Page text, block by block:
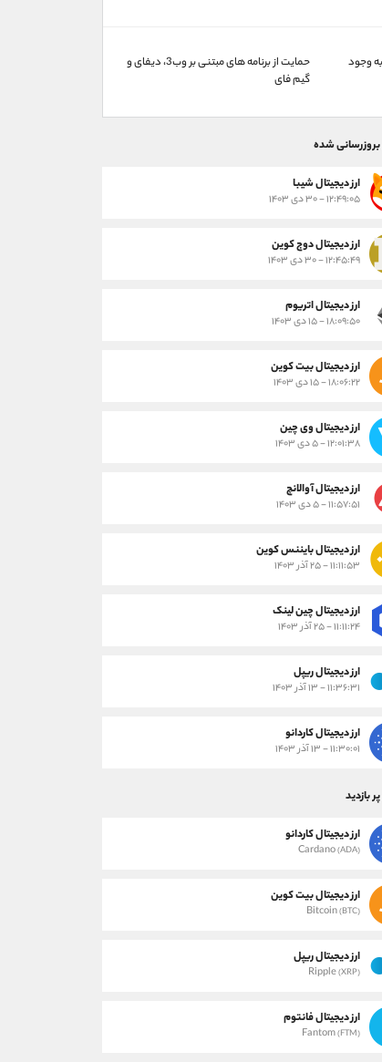
وجود
حمایت از برنامه های مبتنی بر وب3، دیفای و
گیم فای
بروزرسانی شده
ارز ديجيتال شیبا
۱۲:۴۹:۰۵ - ۳۰ دی ۱۴۰۳
ارز دیجیتال دوج کوین
۱۲:۴۵:۴۹ - ۳۰ دی ۱۴۰۳
ارز دیجیتال اتریوم
۱۸:۰۹:۵۰ - ۱۵ دی ۱۴۰۳
ارز دیجیتال بیت کوین
۱۸:۰۶:۲۲ - ۱۵ دی ۱۴۰۳
ارز دیجیتال وی چین
۱۲:۰۱:۳۸ - ۵ دی ۱۴۰۳
ارز دیجیتال آوالانچ
۱۱:۵۷:۵۱ - ۵ دی ۱۴۰۳
ارز دیجیتال بایننس کوین
۱۱:۱۱:۵۳ - ۲۵ آذر ۱۴۰۳
ارز دیجیتال چین لینک
۱۱:۱۱:۲۴ - ۲۵ آذر ۱۴۰۳
ارز دیجیتال ریپل
۱۱:۳۶:۳۱ - ۱۳ آذر ۱۴۰۳
ارز دیجیتال کاردانو
۱۱:۳۰:۰۱ - ۱۳ آذر ۱۴۰۳
بازدید
ارز دیجیتال کاردانو
Cardano(ADA)
ارز دیجیتال بیت کوین
Bitcoin(BTC)
ارز دیجیتال ریپل
Ripple(XRP)
ارز دیجیتال فانتوم
Fantom(FTM)